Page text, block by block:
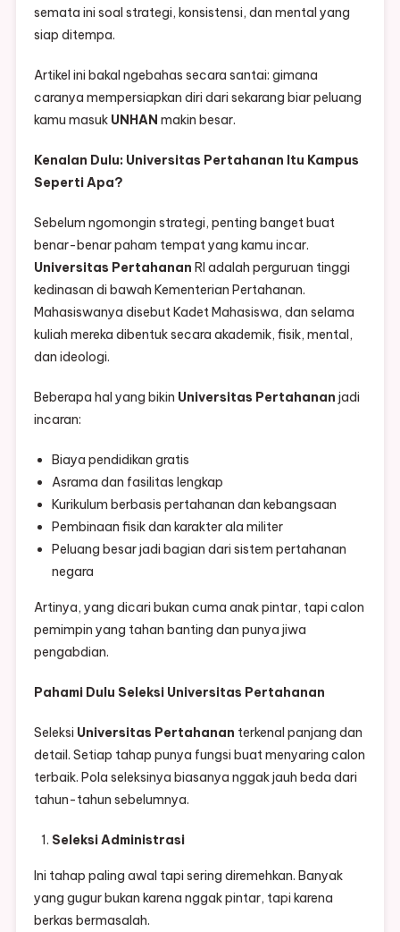
semata ini soal strategi, konsistensi, dan mental yang
siap ditempa.
Artikel ini bakal ngebahas secara santai: gimana
caranya mempersiapkan diri dari sekarang biar peluang
kamu masuk UNHAN makin besar.
Kenalan Dulu: Universitas Pertahanan Itu Kampus
Seperti Apa?
Sebelum ngomongin strategi, penting banget buat
benar-benar paham tempat yang kamu incar.
Universitas Pertahanan RI adalah perguruan tinggi
kedinasan di bawah Kementerian Pertahanan.
Mahasiswanya disebut Kadet Mahasiswa, dan selama
kuliah mereka dibentuk secara akademik, fisik, mental,
dan ideologi.
Beberapa hal yang bikin Universitas Pertahanan jadi
incaran:
Biaya pendidikan gratis
Asrama dan fasilitas lengkap
Kurikulum berbasis pertahanan dan kebangsaan
Pembinaan fisik dan karakter ala militer
Peluang besar jadi bagian dari sistem pertahanan
negara
Artinya, yang dicari bukan cuma anak pintar, tapi calon
pemimpin yang tahan banting dan punya jiwa
pengabdian.
Pahami Dulu Seleksi Universitas Pertahanan
Seleksi Universitas Pertahanan terkenal panjang dan
detail. Setiap tahap punya fungsi buat menyaring calon
terbaik. Pola seleksinya biasanya nggak jauh beda dari
tahun-tahun sebelumnya.
Seleksi Administrasi
Ini tahap paling awal tapi sering diremehkan. Banyak
yang gugur bukan karena nggak pintar, tapi karena
berkas bermasalah.